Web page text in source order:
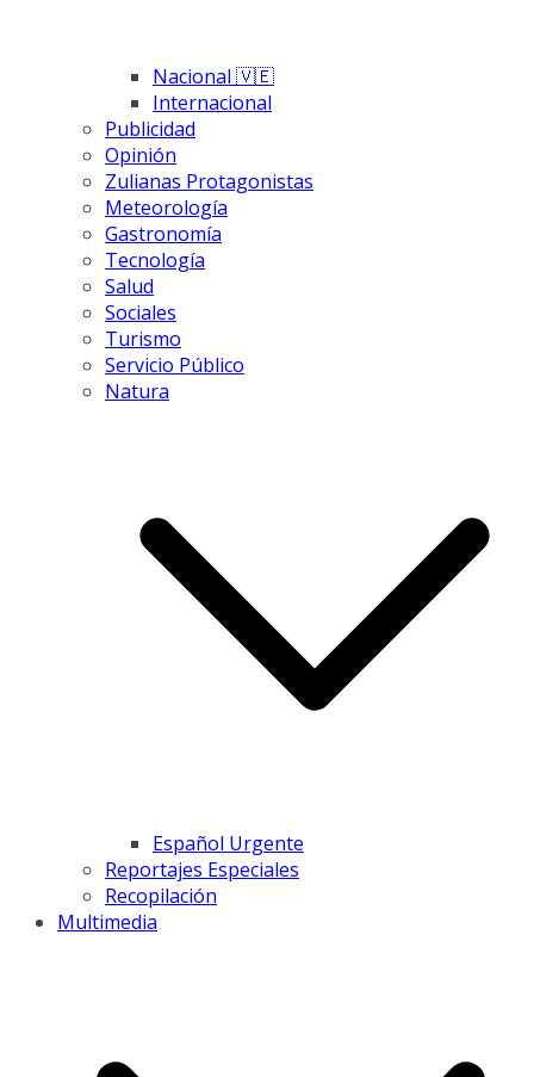
Nacional 🇻🇪
Internacional
Publicidad
Opinión
Zulianas Protagonistas
Meteorología
Gastronomía
Tecnología
Salud
Sociales
Turismo
Servicio Público
Natura
Español Urgente
Reportajes Especiales
Recopilación
Multimedia